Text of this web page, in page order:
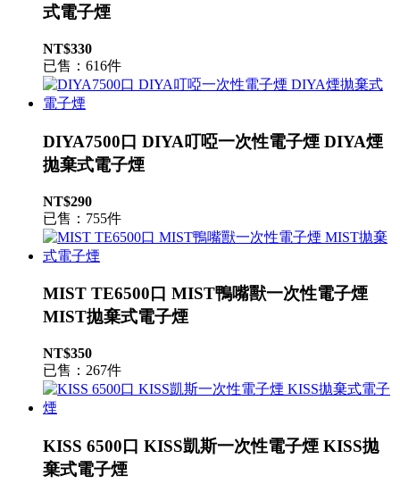
式電子煙
NT$330
已售：616件
DIYA7500口 DIYA叮啞一次性電子煙 DIYA煙
拋棄式電子煙
NT$290
已售：755件
MIST TE6500口 MIST鴨嘴獸一次性電子煙
MIST拋棄式電子煙
NT$350
已售：267件
KISS 6500口 KISS凱斯一次性電子煙 KISS拋
棄式電子煙